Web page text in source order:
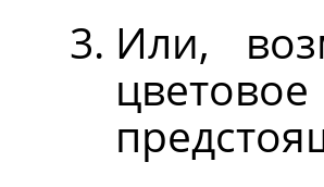
Или,